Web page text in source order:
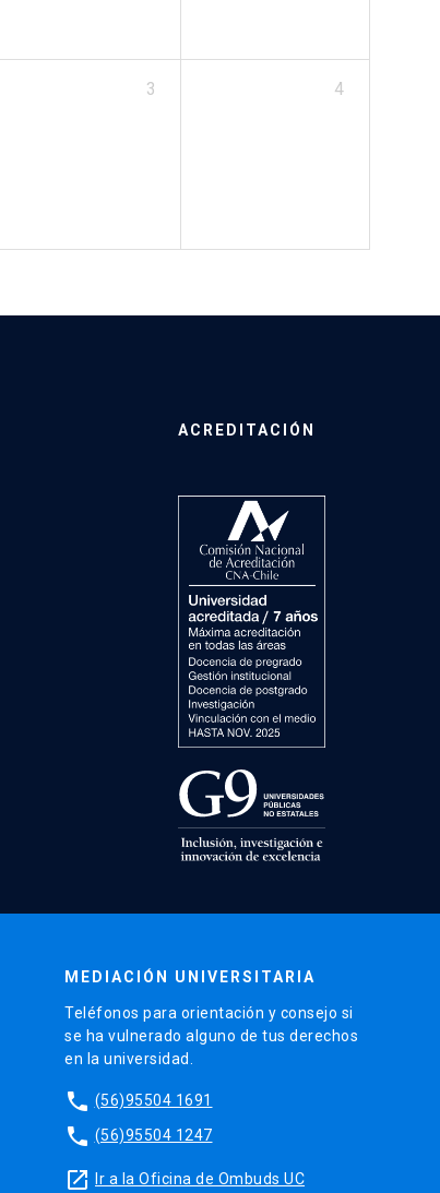
3 4
ACREDITACIÓN
MEDIACIÓN UNIVERSITARIA
Teléfonos para orientación y consejo si
se ha vulnerado alguno de tus derechos
en la universidad.
phone (56)95504 1691
phone (56)95504 1247
launch Ir a la Oficina de Ombuds UC